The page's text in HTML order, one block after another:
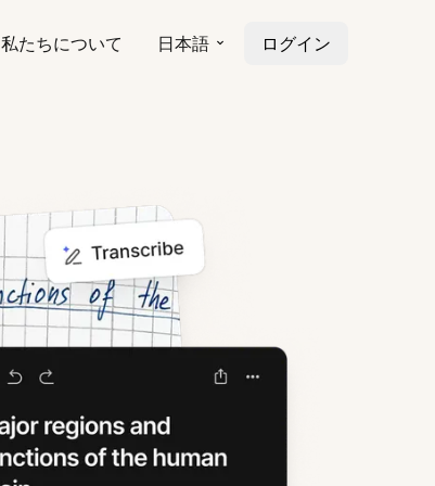
私たちについて 日本語 ログイン